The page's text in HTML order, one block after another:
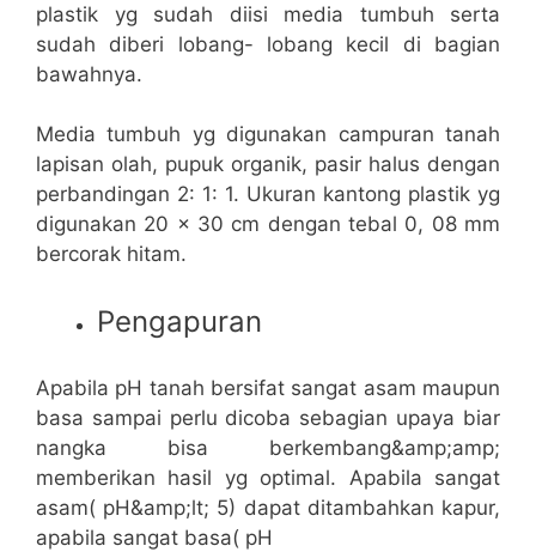
plastik yg sudah diisi media tumbuh serta
sudah diberi lobang- lobang kecil di bagian
bawahnya.
Media tumbuh yg digunakan campuran tanah
lapisan olah, pupuk organik, pasir halus dengan
perbandingan 2: 1: 1. Ukuran kantong plastik yg
digunakan 20 x 30 cm dengan tebal 0, 08 mm
bercorak hitam.
Pengapuran
Apabila pH tanah bersifat sangat asam maupun
basa sampai perlu dicoba sebagian upaya biar
nangka bisa berkembang&amp;amp;
memberikan hasil yg optimal. Apabila sangat
asam( pH&amp;lt; 5) dapat ditambahkan kapur,
apabila sangat basa( pH